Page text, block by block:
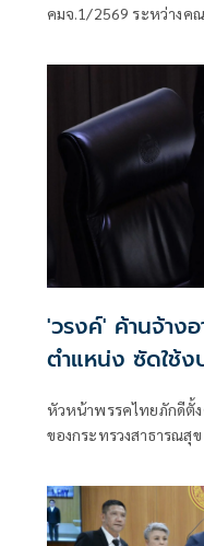
คมจ.1/2569 ระหว่างค
'วรงค์' ค้านจ้าง
ตำแหน่ง ซัดใช้
หัวหน้าพรรคไทยภักดีตั้
ของกระทรวงสาธารณสุ
สาธารณสุข